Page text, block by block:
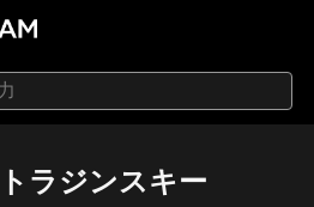
ラジンスキー